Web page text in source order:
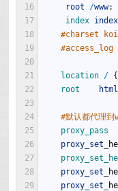
16
17
18
19
20
21
22
23
24
25
26
27
28
29
root /www;
index index
#charset
location / {
root
html
#默认都代理
proxy_pass
proxy_set
proxy_set
proxy_set